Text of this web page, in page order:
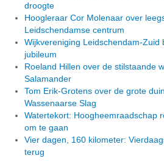
droogte
Hoogleraar Cor Molenaar over
Leidschendamse centrum
Wijkvereniging Leidschendam-Zuid
jubileum
Roeland Hillen over de stilstaande
Salamander
Tom Erik-Grotens over de grote
Wassenaarse Slag
Watertekort: Hoogheemraadschap
om te gaan
Vier dagen, 160 kilometer:
terug